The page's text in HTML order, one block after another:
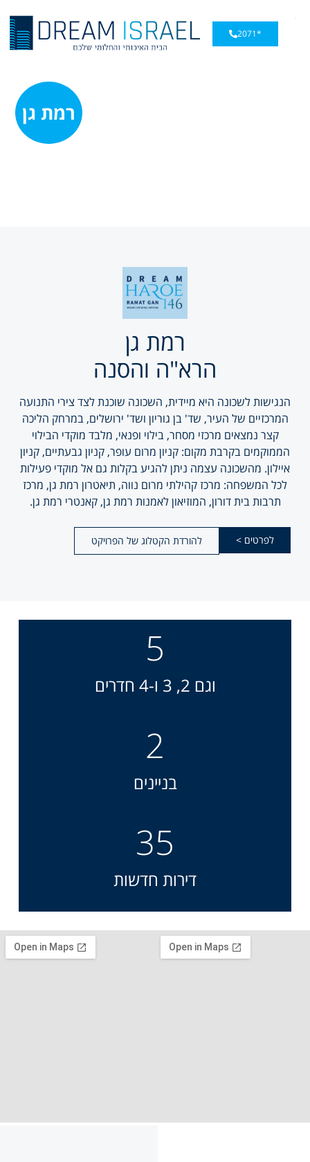
רמת גן
הרא"ה והסנה
הנגישות לשכונה היא מיידית, השכונה שוכנת לצד צירי התנועה
המרכזיים של העיר, שד' בן גוריון ושד' ירושלים, במרחק הליכה
קצר נמצאים מרכזי מסחר, בילוי ופנאי, מלבד מוקדי הבילוי
הממוקמים בקרבת מקום: קניון מרום עופר, קניון גבעתיים, קניון
איילון. מהשכונה עצמה ניתן להגיע בקלות גם אל מוקדי פעילות
לכל המשפחה: מרכז קהילתי מרום נווה, תיאטרון רמת גן, מרכז
תרבות בית דורון, המוזיאון לאמנות רמת גן, קאנטרי רמת גן.
לפרטים > להורדת הקטלוג של הפרויקט
רמת גן
וגם 2, 3 ו-4 חדרים
5
בניינים
2
דירות חדשות
35